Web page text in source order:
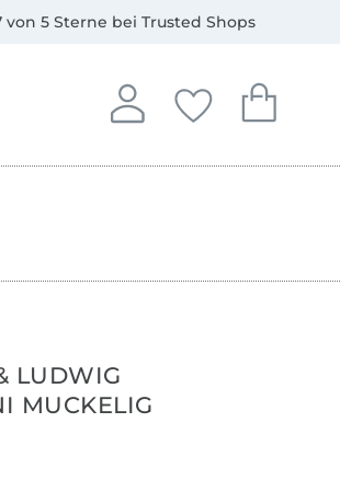
von 5 Sterne bei Trusted Shops
Anmelden
In deinem Konto
Deine
Du hast keine
Dein
Du hast
LUDWIG
MUCKELIG